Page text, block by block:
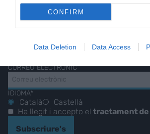
CONFIRM
Data Deletion Data Access
Les nostres millors
entrevistes.
CORREU ELECTRÒNIC
IDIOMA*
Català
Castellà
He llegit i accepto eltractament de
Subscriure's